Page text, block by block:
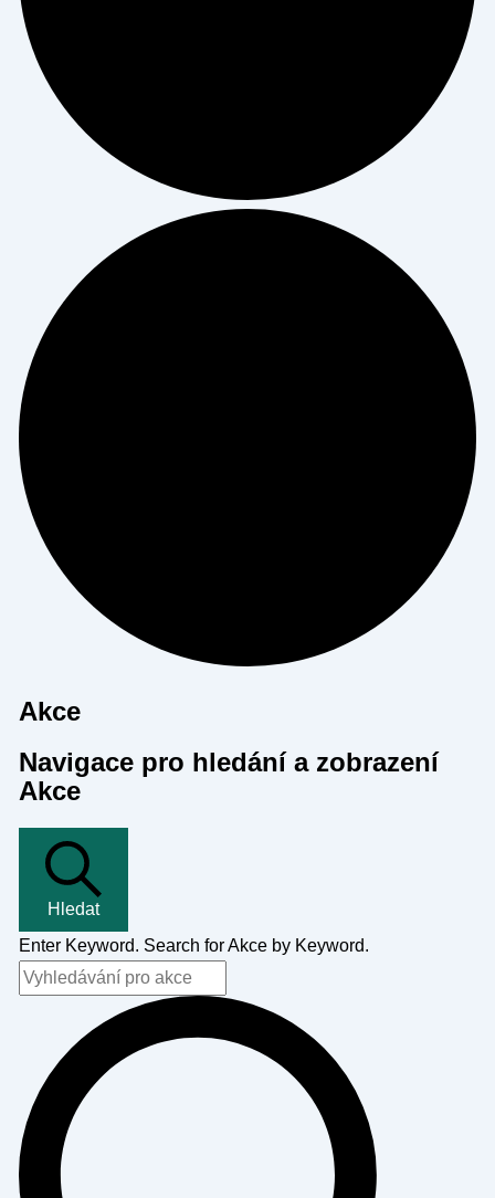
Akce
Navigace pro hledání a zobrazení
Akce
Hledat
Enter Keyword. Search for Akce by Keyword.